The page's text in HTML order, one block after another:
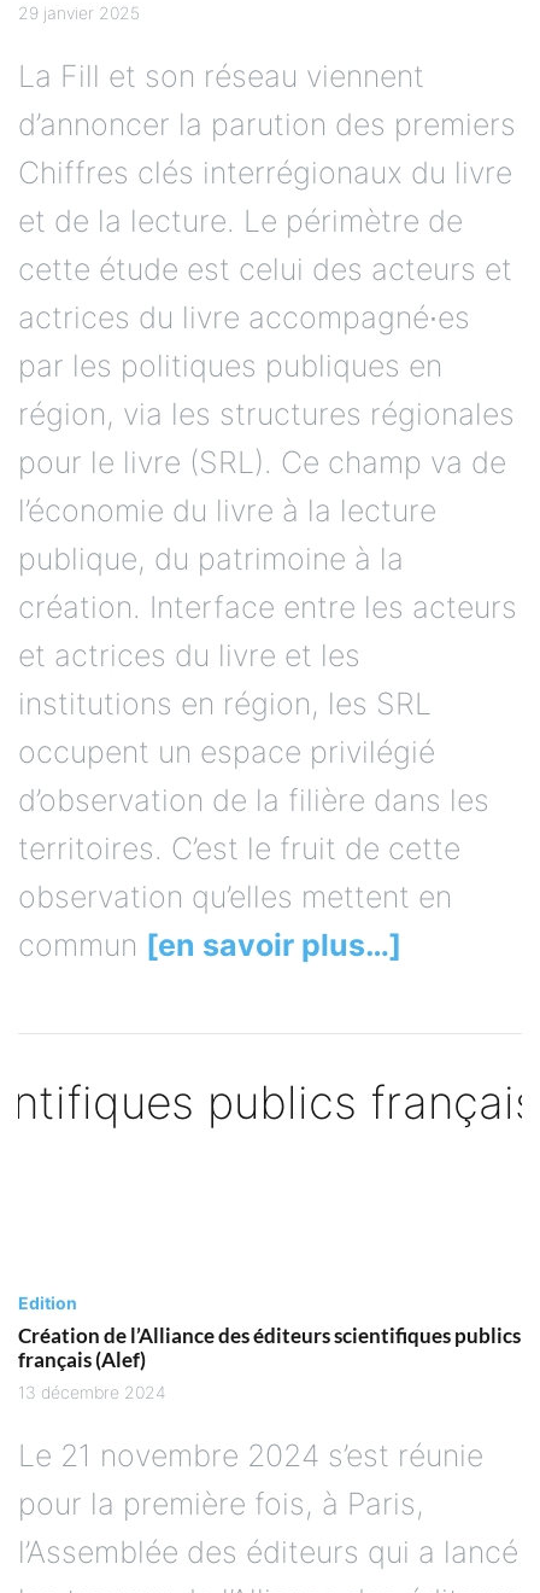
29 janvier 2025
La Fill et son réseau viennent
d’annoncer la parution des premiers
Chiffres clés interrégionaux du livre
et de la lecture. Le périmètre de
cette étude est celui des acteurs et
actrices du livre accompagné∙es
par les politiques publiques en
région, via les structures régionales
pour le livre (SRL). Ce champ va de
l’économie du livre à la lecture
publique, du patrimoine à la
création. Interface entre les acteurs
et actrices du livre et les
institutions en région, les SRL
occupent un espace privilégié
d’observation de la filière dans les
territoires. C’est le fruit de cette
observation qu’elles mettent en
commun [en savoir plus…]
Edition
Création de l’Alliance des éditeurs scientifiques publics
français (Alef)
13 décembre 2024
Le 21 novembre 2024 s’est réunie
pour la première fois, à Paris,
l’Assemblée des éditeurs qui a lancé